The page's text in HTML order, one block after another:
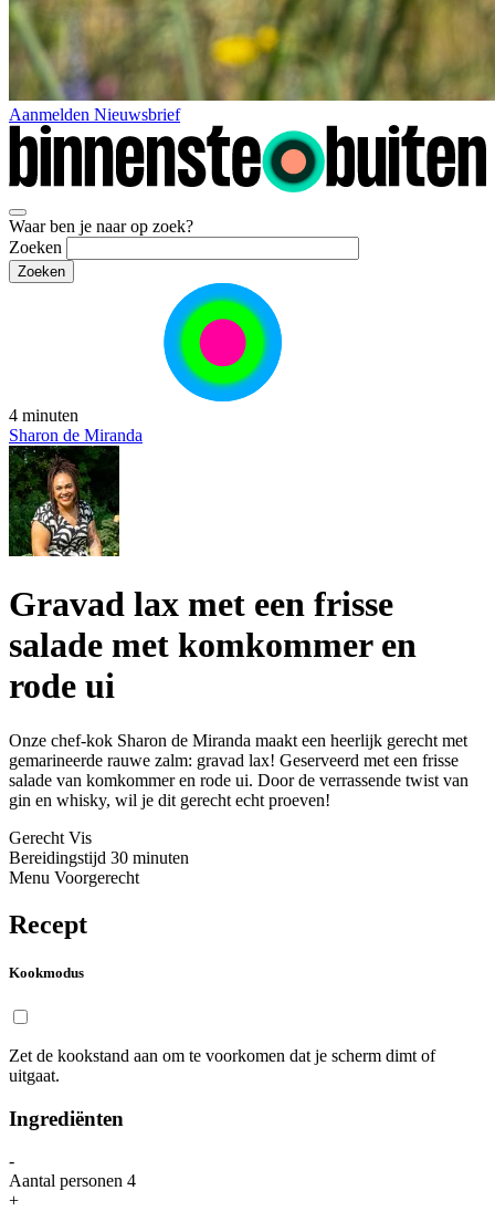
Aanmelden Nieuwsbrief
Waar ben je naar op zoek?
Zoeken
4 minuten
Sharon de Miranda
Gravad lax met een frisse
salade met komkommer en
rode ui
Onze chef-kok Sharon de Miranda maakt een heerlijk gerecht met
gemarineerde rauwe zalm: gravad lax! Geserveerd met een frisse
salade van komkommer en rode ui. Door de verrassende twist van
gin en whisky, wil je dit gerecht echt proeven!
Gerecht Vis
Bereidingstijd 30 minuten
Menu Voorgerecht
Recept
Kookmodus
Zet de kookstand aan om te voorkomen dat je scherm dimt of
uitgaat.
Ingrediënten
-
Aantal personen 4
+